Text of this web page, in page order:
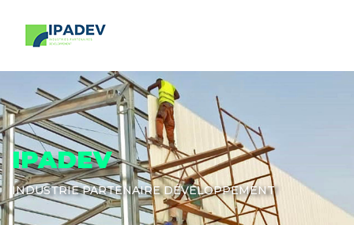
IPADEV
INDUSTRIE PARTENAIRE DÉVELOPPEMENT